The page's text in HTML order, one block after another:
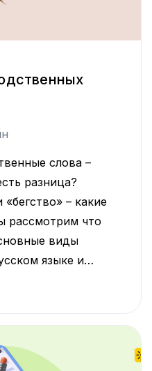
слова –
разница?
– какие
рассмотрим что
виды
языке и
темы.